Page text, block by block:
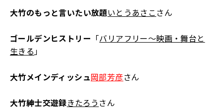
大竹のもっと言いたい放題いとうあさこさん
ゴールデンヒストリー 「バリアフリー～映画・舞台と
生きる」
大竹メインディッシュ岡部芳彦さん
大竹紳士交遊録きたろう さん